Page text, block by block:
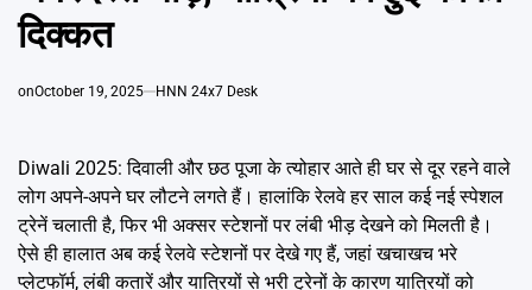
दिक्कत
onOctober 19, 2025 HNN 24x7 Desk
Diwali 2025: दिवाली और छठ पूजा के त्योहार आते ही घर से दूर रहने वाले
लोग अपने-अपने घर लौटने लगते हैं। हालांकि रेलवे हर साल कई नई स्पेशल
ट्रेनें चलाती है, फिर भी अक्सर स्टेशनों पर लंबी भीड़ देखने को मिलती है।
ऐसे ही हालात अब कई रेलवे स्टेशनों पर देखे गए हैं, जहां खचाखच भरे
प्लेटफॉर्म, लंबी कतारें और यात्रियों से भरी ट्रेनों के कारण यात्रियों को